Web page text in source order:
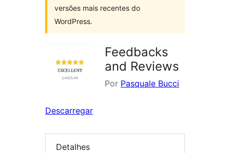
versões mais recentes do
WordPress.
Feedbacks
and Reviews
Por Pasquale Bucci
Descarregar
Detalhes